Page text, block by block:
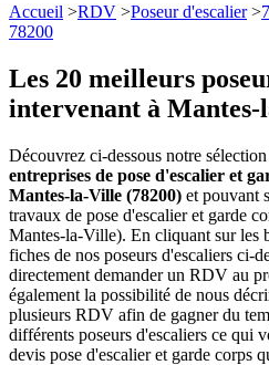
Accueil >RDV >Poseur d'escalier>
78200
Les 20 meilleurs
intervenant à Mantes-
Découvrez ci-dessous notre
entreprises de pose d'escalier et
Mantes-la-Ville (78200) et pouvant
travaux de pose d'escalier et garde
Mantes-la-Ville). En cliquant sur les
fiches de nos poseurs d'escaliers ci-
directement demander un RDV au
également la possibilité de nous
plusieurs RDV afin de gagner du
différents poseurs d'escaliers ce qui
devis pose d'escalier et garde corps